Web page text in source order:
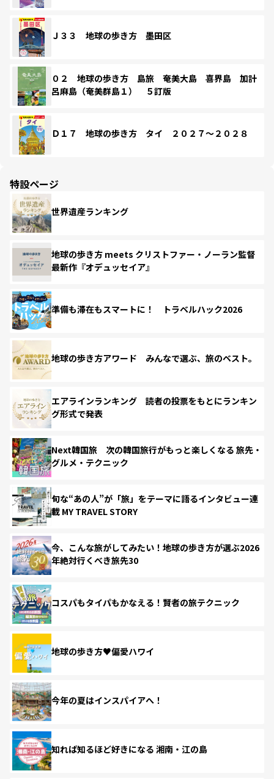
Ｊ３３ 地球の歩き方 墨田区
０２ 地球の歩き方 島旅 奄美大島 喜界島 加計
呂麻島（奄美群島１） ５訂版
Ｄ１７ 地球の歩き方 タイ ２０２７～２０２８
特設ページ
世界遺産ランキング
地球の歩き方 meets クリストファー・ノーラン監督
最新作『オデュッセイア』
準備も滞在もスマートに！ トラベルハック2026
地球の歩き方アワード みんなで選ぶ、旅のベスト。
エアラインランキング 読者の投票をもとにランキン
グ形式で発表
Next韓国旅 次の韓国旅行がもっと楽しくなる 旅先・
グルメ・テクニック
旬な“あの人”が「旅」をテーマに語るインタビュー連
載 MY TRAVEL STORY
今、こんな旅がしてみたい！地球の歩き方が選ぶ2026
年絶対行くべき旅先30
コスパもタイパもかなえる！賢者の旅テクニック
地球の歩き方♥偏愛ハワイ
今年の夏はインスパイアへ！
知れば知るほど好きになる 湘南・江の島